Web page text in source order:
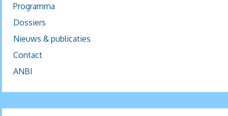
Programma
Dossiers
Nieuws & publicaties
Contact
ANBI